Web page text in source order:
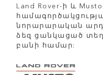
Land Rover-ի և
նորարարական
ձեզ ցանկացած
բանի համար: